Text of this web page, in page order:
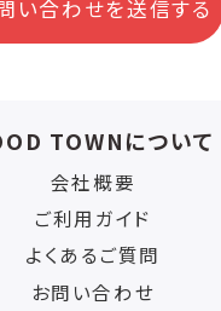
い合わせを送信する
TOWNについて
会社概要
ご利用ガイド
よくあるご質問
お問い合わせ